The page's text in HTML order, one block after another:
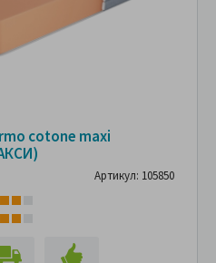
cotone maxi
Артикул: 105850